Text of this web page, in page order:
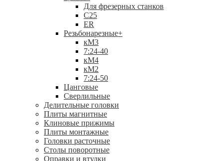
Для фрезерных станков
С25
ER
Резьбонарезные+
кМ3
7:24-40
кМ4
кМ2
7:24-50
Цанговые
Сверлильные
Делительные головки
Плиты магнитные
Клиновые прижимы
Плиты монтажные
Головки расточные
Столы поворотные
Оправки и втулки